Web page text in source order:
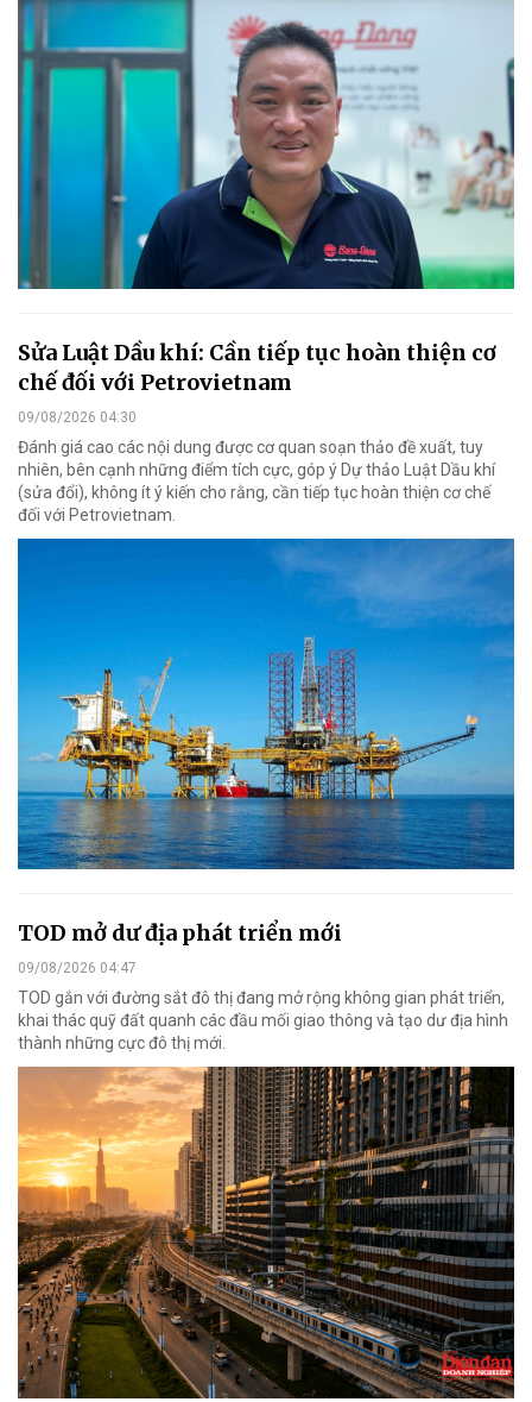
Sửa Luật Dầu khí: Cần tiếp tục hoàn thiện cơ
chế đối với Petrovietnam
09/08/2026 04:30
Đánh giá cao các nội dung được cơ quan soạn thảo đề xuất, tuy
nhiên, bên cạnh những điểm tích cực, góp ý Dự thảo Luật Dầu khí
(sửa đổi), không ít ý kiến cho rằng, cần tiếp tục hoàn thiện cơ chế
đối với Petrovietnam.
TOD mở dư địa phát triển mới
09/08/2026 04:47
TOD gắn với đường sắt đô thị đang mở rộng không gian phát triển,
khai thác quỹ đất quanh các đầu mối giao thông và tạo dư địa hình
thành những cực đô thị mới.